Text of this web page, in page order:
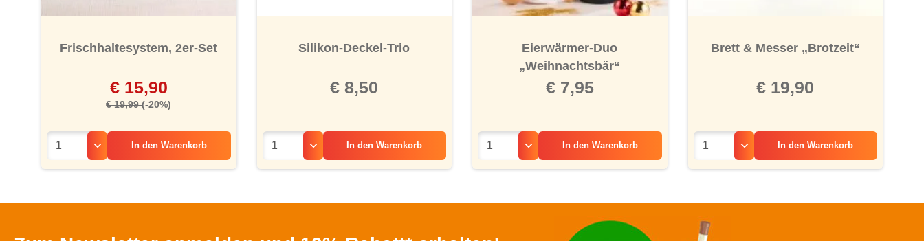
Frischhaltesystem, 2er-Set
€ 15,90
€ 19,99(-20%)
In den Warenkorb
Silikon-Deckel-Trio
€ 8,50
In den Warenkorb
Eierwärmer-Duo
„Weihnachtsbär“
€ 7,95
In den Warenkorb
Brett & Messer „Brotzeit“
€ 19,90
In den Warenkorb